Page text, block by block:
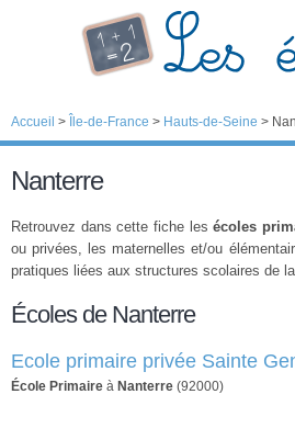
Accueil > Île-de-France > Hauts-de-Seine >
Nanterre
Retrouvez dans cette fiche lesécoles
ou privées, les maternelles et/ou
pratiques liées aux structures scolaires de
Écoles de Nanterre
Ecole primaire privée Sainte
École Primaire à Nanterre (92000)